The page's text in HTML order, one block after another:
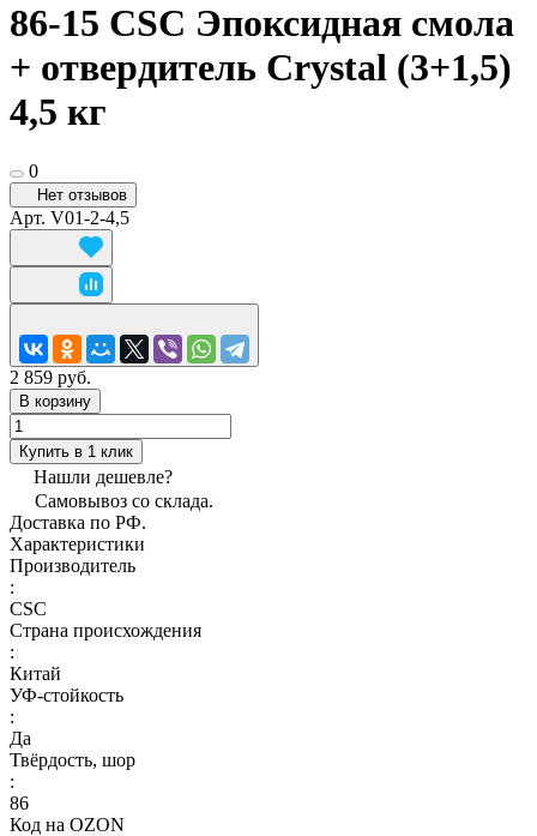
86-15 CSC Эпоксидная смола
+ отвердитель Crystal (3+1,5)
4,5 кг
0
Нет отзывов
Арт. V01-2-4,5
2 859 руб.
В корзину
Купить в 1 клик
Нашли дешевле?
Самовывоз со склада.
Доставка по РФ.
Характеристики
Производитель
:
CSC
Страна происхождения
:
Китай
УФ-стойкость
:
Да
Твёрдость, шор
:
86
Код на OZON